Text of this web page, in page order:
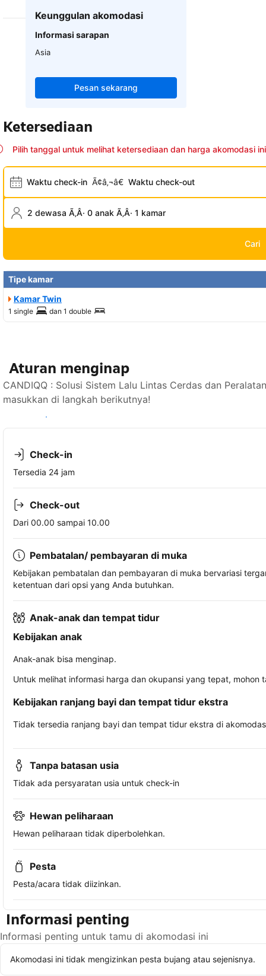
Keunggulan akomodasi
Informasi sarapan
Asia
Pesan sekarang
Ketersediaan
Pilih tanggal untuk melihat ketersediaan dan harga akomodasi ini
Waktu check-in Ã¢â‚¬â€ Waktu check-out
2 dewasa Ã‚Â· 0 anak Ã‚Â· 1 kamar
Cari
Tipe kamar
Kamar Twin
1 single dan 1 double
Aturan menginap
CANDIQQ : Solusi Sistem Lalu Lintas Cerdas dan
masukkan di langkah berikutnya!
Lihat ketersediaan
Check-in
Tersedia 24 jam
Check-out
Dari 00.00 sampai 10.00
Pembatalan/ pembayaran di muka
Kebijakan pembatalan dan pembayaran di muka bervariasi
ketentuan dari opsi yang Anda butuhkan.
Anak-anak dan tempat tidur
Kebijakan anak
Anak-anak bisa menginap.
Untuk melihat informasi harga dan okupansi yang tepat,
Kebijakan ranjang bayi dan tempat tidur ekstra
Tidak tersedia ranjang bayi dan tempat tidur ekstra di
Tanpa batasan usia
Tidak ada persyaratan usia untuk check-in
Hewan peliharaan
Hewan peliharaan tidak diperbolehkan.
Pesta
Pesta/acara tidak diizinkan.
Informasi penting
Informasi penting untuk tamu di akomodasi ini
Akomodasi ini tidak mengizinkan pesta bujang atau sejenisnya.